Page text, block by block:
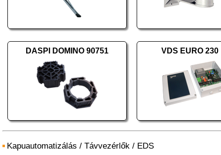
DASPI DOMINO 90751 VDS EURO 230
Kapuautomatizálás / Távvezérlők / EDS